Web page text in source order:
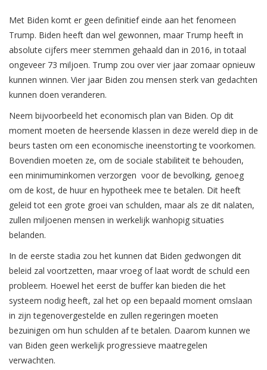
Met Biden komt er geen definitief einde aan het fenomeen
Trump. Biden heeft dan wel gewonnen, maar Trump heeft in
absolute cijfers meer stemmen gehaald dan in 2016, in totaal
ongeveer 73 miljoen. Trump zou over vier jaar zomaar opnieuw
kunnen winnen. Vier jaar Biden zou mensen sterk van gedachten
kunnen doen veranderen.
Neem bijvoorbeeld het economisch plan van Biden. Op dit
moment moeten de heersende klassen in deze wereld diep in de
beurs tasten om een economische ineenstorting te voorkomen.
Bovendien moeten ze, om de sociale stabiliteit te behouden,
een minimuminkomen verzorgen voor de bevolking, genoeg
om de kost, de huur en hypotheek mee te betalen. Dit heeft
geleid tot een grote groei van schulden, maar als ze dit nalaten,
zullen miljoenen mensen in werkelijk wanhopig situaties
belanden.
In de eerste stadia zou het kunnen dat Biden gedwongen dit
beleid zal voortzetten, maar vroeg of laat wordt de schuld een
probleem. Hoewel het eerst de buffer kan bieden die het
systeem nodig heeft, zal het op een bepaald moment omslaan
in zijn tegenovergestelde en zullen regeringen moeten
bezuinigen om hun schulden af te betalen. Daarom kunnen we
van Biden geen werkelijk progressieve maatregelen
verwachten.